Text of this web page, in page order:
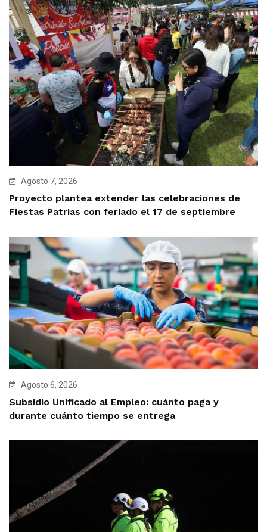
Agosto 7, 2026
Proyecto plantea extender las celebraciones de
Fiestas Patrias con feriado el 17 de septiembre
Agosto 6, 2026
Subsidio Unificado al Empleo: cuánto paga y
durante cuánto tiempo se entrega